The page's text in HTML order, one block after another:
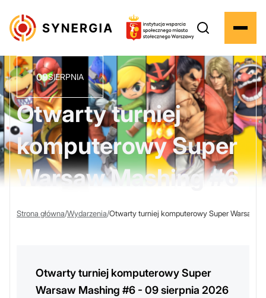
09SIERPNIA
Otwarty turniej
komputerowy Super
Warsaw Mashing #6
Strona główna/Wydarzenia/Otwarty turniej komputerowy Super Warsaw
Otwarty turniej komputerowy Super
Warsaw Mashing #6 - 09 sierpnia 2026